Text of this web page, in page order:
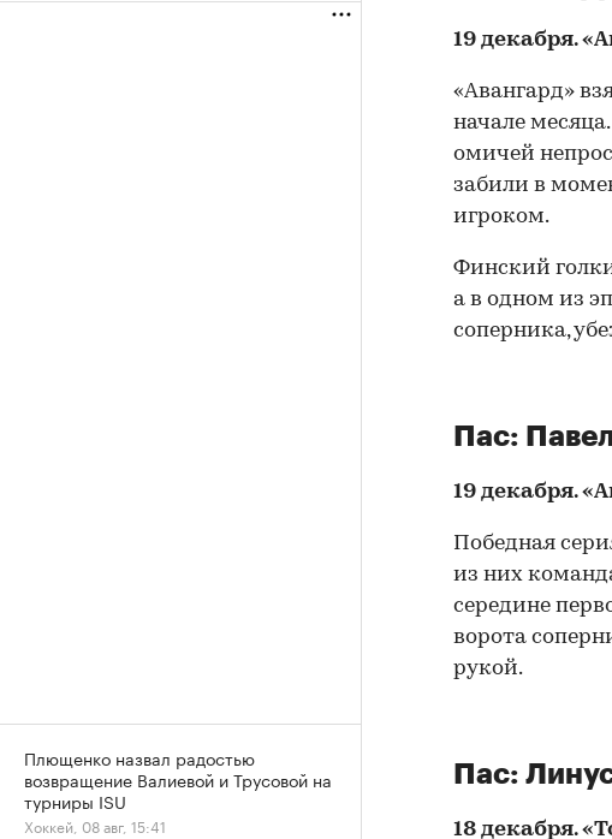
19 декабря.
«Авангард»
начале
омичей
забили в
игроком.
Финский
а в одном из
соперника,
Пас:
19 декабря.
Победная
из них
середине
ворота
рукой.
Пас:
18 декабря.
Плющенко назвал радостью
возвращение Валиевой и Трусовой на
турниры ISU
Хоккей, 08 авг, 15:41